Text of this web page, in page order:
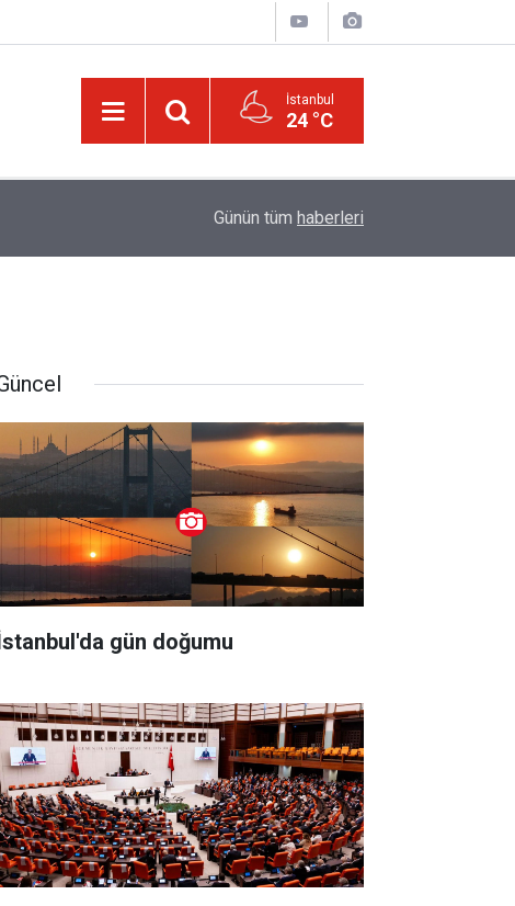
İstanbul
24 °C
Kur’an'daki bazı şahıs isimlerinin mucizevi
Günün tüm haberleri
gün doğumu